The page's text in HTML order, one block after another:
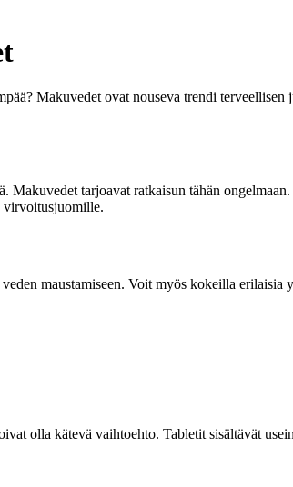
Makuvedet ovat nouseva trendi terveellisen
tarjoavat ratkaisun tähän
virvoitusjuomille.
maustamiseen. Voit myös kokeilla erilaisia
olla kätevä vaihtoehto. Tabletit sisältävät